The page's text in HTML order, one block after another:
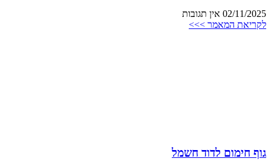
02/11/2025 אין תגובות
לקריאת המאמר >>>
גוף חימום לדוד חשמל